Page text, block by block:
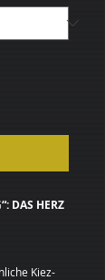
DAS HERZ
Kiez-